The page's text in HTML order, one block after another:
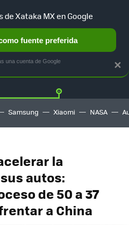
Twitter
Samsung Xiaomi NASA
la
autos:
de 50 a 37
a China
×
de Xataka MX en Google
fuente preferida
una cuenta de Google